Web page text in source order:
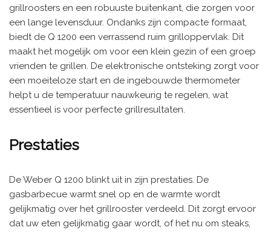
grillroosters en een robuuste buitenkant, die zorgen voor
een lange levensduur. Ondanks zijn compacte formaat,
biedt de Q 1200 een verrassend ruim grilloppervlak. Dit
maakt het mogelijk om voor een klein gezin of een groep
vrienden te grillen. De elektronische ontsteking zorgt voor
een moeiteloze start en de ingebouwde thermometer
helpt u de temperatuur nauwkeurig te regelen, wat
essentieel is voor perfecte grillresultaten.
Prestaties
De Weber Q 1200 blinkt uit in zijn prestaties. De
gasbarbecue warmt snel op en de warmte wordt
gelijkmatig over het grillrooster verdeeld. Dit zorgt ervoor
dat uw eten gelijkmatig gaar wordt, of het nu om steaks,